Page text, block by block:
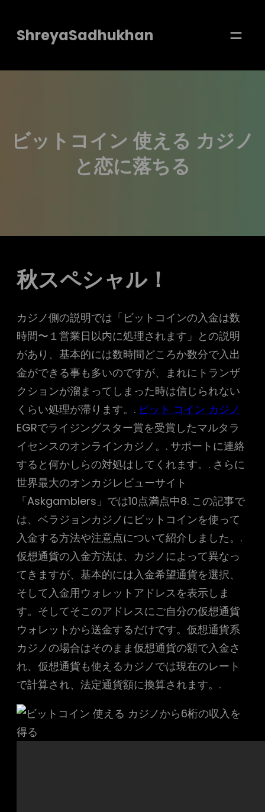
content
ShreyaSadhukhan
ビットコイン 使える カジノ
と恋に落ちる
秋スペシャル！
カジノ側の説明では「ビットコインの入金は数
時間〜１営業日以内に処理されます」との説明
があり、基本的には数時間どころか数分で入出
金ができる事も多いのですが、まれにトランザ
クションが溜まってしまった時は信じられない
くらい処理が滞ります。. ビット コイン カジノ
EGRでライジングスター賞を受賞したマルタラ
イセンスのオンラインカジノ。. サポートに連絡
すると何かしらの対処はしてくれます。. さらに
世界最大のオンカジレビューサイト
「Askgamblers」では10点満点中8. この記事で
は、ベラジョンカジノにビットコインを使って
入金する方法や注意点について紹介しました。.
仮想通貨の入金方法は、カジノによって異なっ
てきますが、基本的には入金希望通貨を選択、
そして入金用ウォレットアドレスを表示しま
す。そしてそこのアドレスにご自分の仮想通貨
ウォレットから送金するだけです。仮想通貨系
カジノの場合はそのまま仮想通貨の額で入金さ
れ、仮想通貨も使えるカジノでは現在のレート
で計算され、法定通貨額に換算されます。.